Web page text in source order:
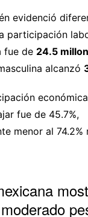
evidenció
participación
fue de 24.5
alcanzó
fue de 45.7%,
menor al